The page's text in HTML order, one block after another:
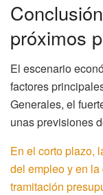
próximos
El escenario
factores
Generales, el
unas previsiones
En el corto plazo,
del empleo y en
tramitación